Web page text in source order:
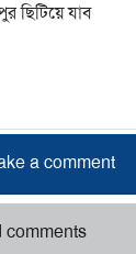
ছিটিয়ে যাব
a comment
comments